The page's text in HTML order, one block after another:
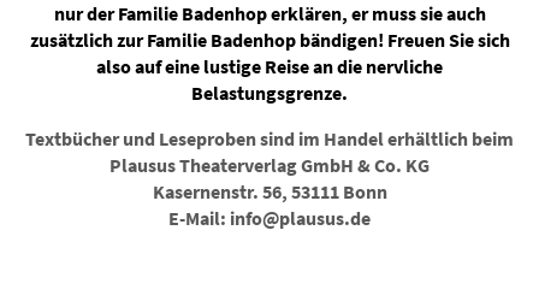
nur der Familie Badenhop erklären, er muss sie auch
zusätzlich zur Familie Badenhop bändigen! Freuen Sie sich
also auf eine lustige Reise an die nervliche
Belastungsgrenze.
Textbücher und Leseproben sind im Handel erhältlich beim
Plausus Theaterverlag GmbH & Co. KG
Kasernenstr. 56, 53111 Bonn
E-Mail: info@plausus.de